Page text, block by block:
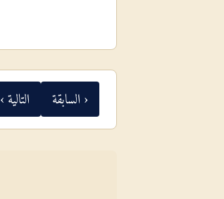
‹ السابقة التالية ›